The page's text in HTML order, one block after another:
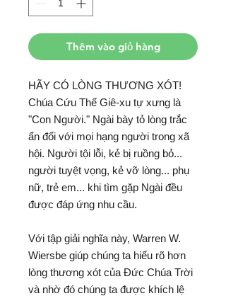
Thêm vào giỏ hàng
HÃY CÓ LÒNG THƯƠNG XÓT!
Chúa Cứu Thế Giê-xu tự xưng là
"Con Người." Ngài bày tỏ lòng trắc
ẩn đối với mọi hạng người trong xã
hội. Người tội lỗi, kẻ bị ruồng bỏ...
người tuyệt vọng, kẻ vỡ lòng... phụ
nữ, trẻ em... khi tìm gặp Ngài đều
được đáp ứng nhu cầu.
Với tập giải nghĩa này, Warren W.
Wiersbe giúp chúng ta hiểu rõ hơn
lòng thương xót của Đức Chúa Trời
và nhờ đó chúng ta được khích lệ